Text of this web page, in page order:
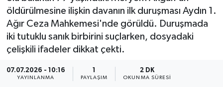
öldürülmesine ilişkin davanın ilk duruşması Aydın 1.
Ağır Ceza Mahkemesi'nde görüldü. Duruşmada
iki tutuklu sanık birbirini suçlarken, dosyadaki
çelişkili ifadeler dikkat çekti.
07.07.2026 - 10:16
YAYINLANMA PAYLAŞIM
2 DK
OKUNMA SÜRESI
Kültür Sanat
Spor
Son Dakika Haberleri
Haber Arşivi